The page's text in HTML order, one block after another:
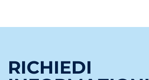
RICHIEDI